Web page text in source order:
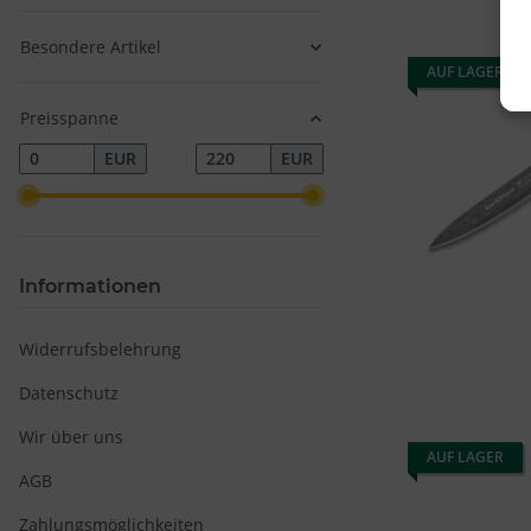
AUF LAGER
AUF LAGER
Besondere Artikel
Preisspanne
EUR
EUR
Informationen
Widerrufsbelehrung
Datenschutz
Wir über uns
AGB
Zahlungsmöglichkeiten